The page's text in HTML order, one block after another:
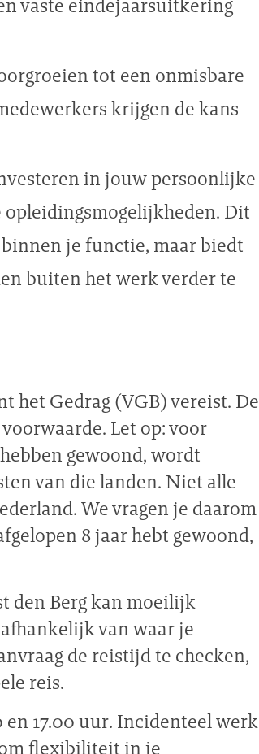
vaste eindejaarsuitkering
tot een onmisbare
krijgen de kans
in jouw persoonlijke
Dit
je functie, maar biedt
buiten het werk verder te
het Gedrag (VGB) vereist. De
Let op: voor
gewoond, wordt
van die landen. Niet alle
We vragen je daarom
8 jaar hebt gewoond,
den Berg kan moeilijk
van waar je
de reistijd te checken,
reis.
17.00 uur. Incidenteel werk
flexibiliteit in je